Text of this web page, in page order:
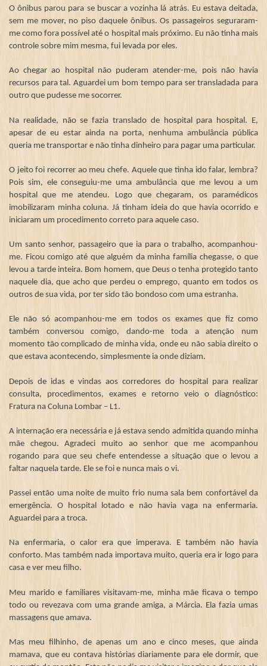
O ônibus parou para se buscar a vozinha lá atrás. Eu estava deitada,
sem me mover, no piso daquele ônibus. Os passageiros seguraram-
me como fora possível até o hospital mais próximo. Eu não tinha mais
controle sobre mim mesma, fui levada por eles.
Ao chegar ao hospital não puderam atender-me, pois não havia
recursos para tal. Aguardei um bom tempo para ser transladada para
outro que pudesse me socorrer.
Na realidade, não se fazia translado de hospital para hospital. E,
apesar de eu estar ainda na porta, nenhuma ambulância pública
queria me transportar e não tinha dinheiro para pagar uma particular.
O jeito foi recorrer ao meu chefe. Aquele que tinha ido falar, lembra?
Pois sim, ele conseguiu-me uma ambulância que me levou a um
hospital que me atendeu. Logo que chegaram, os paramédicos
imobilizaram minha coluna. Já tinham ideia do que havia ocorrido e
iniciaram um procedimento correto para aquele caso.
Um santo senhor, passageiro que ia para o trabalho, acompanhou-
me. Ficou comigo até que alguém da minha família chegasse, o que
levou a tarde inteira. Bom homem, que Deus o tenha protegido tanto
naquele dia, que acho que perdeu o emprego, quanto em todos os
outros de sua vida, por ter sido tão bondoso com uma estranha.
Ele não só acompanhou-me em todos os exames que fiz como
também conversou comigo, dando-me toda a atenção num
momento tão complicado de minha vida, onde eu não sabia direito o
que estava acontecendo, simplesmente ia onde diziam.
Depois de idas e vindas aos corredores do hospital para realizar
consulta, procedimentos, exames e retorno veio o diagnóstico:
Fratura na Coluna Lombar – L1.
A internação era necessária e já estava sendo admitida quando minha
mãe chegou. Agradeci muito ao senhor que me acompanhou
rogando para que seu chefe entendesse a situação que o levou a
faltar naquela tarde. Ele se foi e nunca mais o vi.
Passei então uma noite de muito frio numa sala bem confortável da
emergência. O hospital lotado e não havia vaga na enfermaria.
Aguardei para a troca.
Na enfermaria, o calor era que imperava. E também não havia
conforto. Mas também nada importava muito, queria era ir logo para
casa e ver meu filho.
Meu marido e familiares visitavam-me, minha mãe ficava o tempo
todo ou revezava com uma grande amiga, a Márcia. Ela fazia umas
massagens que amava.
Mas meu filhinho, de apenas um ano e cinco meses, que ainda
mamava, que eu contava histórias diariamente para ele dormir, que